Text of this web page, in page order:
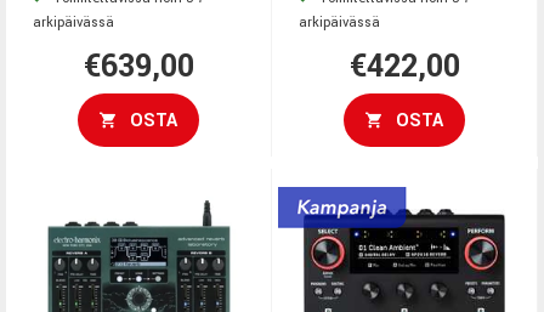
arkipäivässä
€639,00
OSTA
arkipäivässä
€422,00
OSTA